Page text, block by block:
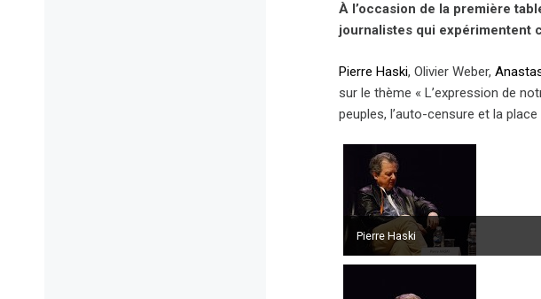
À l’occasion de la première
journalistes qui expérimentent
Pierre Haski, Olivier Weber,
sur le thème « L’expression de
peuples, l’auto-censure et la
Pierre Haski